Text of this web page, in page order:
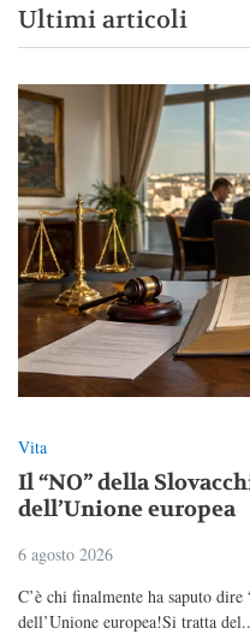
Ultimi articoli
Vita
Il “NO” della
dell’Unione europea
6 agosto 2026
C’è chi finalmente ha saputo
dell’Unione europea!Si tratta